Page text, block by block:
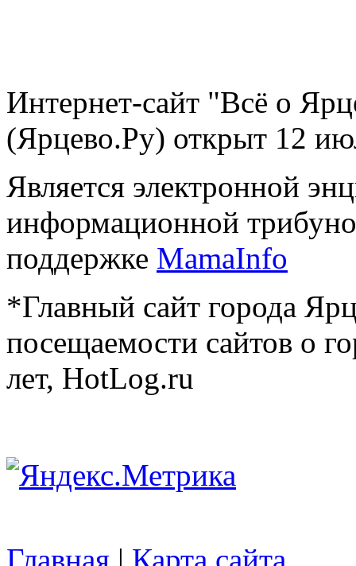
Интернет-сайт "Всё о
(Ярцево.Ру) открыт 12
Является электронной
информационной
поддержке MamaInfo
*Главный сайт города
посещаемости сайтов о
лет, HotLog.ru
Главная | Карта сайта